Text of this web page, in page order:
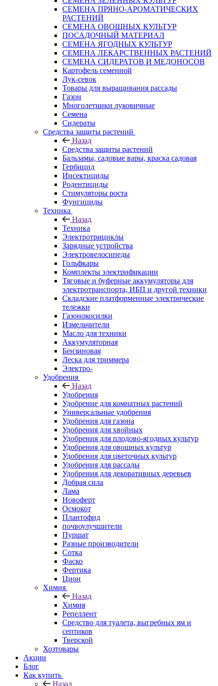
СЕМЕНА ПРЯНО-АРОМАТИЧЕСКИХ
РАСТЕНИЙ
СЕМЕНА ОВОЩНЫХ КУЛЬТУР
ПОСАДОЧНЫЙ МАТЕРИАЛ
СЕМЕНА ЯГОДНЫХ КУЛЬТУР
СЕМЕНА ЛЕКАРСТВЕННЫХ РАСТЕНИЙ
СЕМЕНА СИДЕРАТОВ И МЕДОНОСОВ
Картофель семенной
Лук-севок
Товары для выращивания рассады
Газон
Многолетники луковичные
Семена
Сидераты
Средства защиты растений
Назад
Средства защиты растений
Бальзамы, садовые вары, краска садовая
Гербицид
Инсектициды
Родентициды
Стимуляторы роста
Фунгициды
Техника
Назад
Техника
Электротрициклы
Зарядные устройства
Электровелосипеды
Гольфкары
Комплекты электрификации
Тяговые и буферные аккумуляторы для
электротранспорта, ИБП и другой техники
Складские платформенные электрические
тележки
Газонокосилки
Измельчители
Масло для техники
Аккумуляторная
Бензиновая
Леска для триммера
Электро-
Удобрения
Назад
Удобрения
Удобрение для комнатных растений
Универсальные удобрения
Удобрения для газона
Удобрения для хвойных
Удобрения для плодово-ягодных культур
Удобрения для овощных культур
Удобрения для цветочных культур
Удобрения для рассады
Удобрения для декоративных деревьев
Добрая сила
Лама
Новоферт
Осмокот
Плантофид
почвоулучшители
Пуршат
Разные производители
Сотка
Фаско
Фертика
Цион
Химия
Назад
Химия
Репеллент
Средство для туалета, выгребных ям и
септиков
Тверской
Хозтовары
Акции
Блог
Как купить
Назад